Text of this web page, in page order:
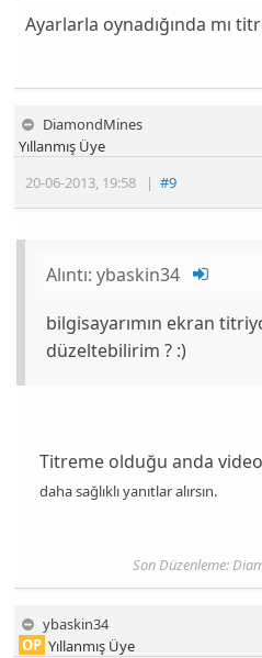
Ayarlarla oynadığında mı
DiamondMines
20-06-2013, 19:58 |#9
Yıllanmış Üye
Alıntı:ybaskin34
bilgisayarımın ekran
düzeltebilirim ? :)
Titreme olduğu anda
daha sağlıklı yanıtlar alırsın.
Son Düzenleme:
ybaskin34
OP Yıllanmış Üye